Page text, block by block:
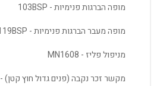
מופה הברגות פנימיות - 103BSP
מופה מעבר הברגות פנימיות - 119BSP
מניפול פליז - MN1608
מקשר זכר נקבה (פנים גדול חוץ קטן) - 120BSP